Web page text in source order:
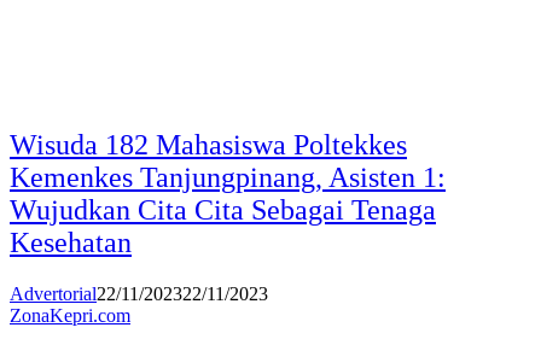
Wisuda 182 Mahasiswa Poltekkes
Kemenkes Tanjungpinang, Asisten 1:
Wujudkan Cita Cita Sebagai Tenaga
Kesehatan
Advertorial22/11/202322/11/2023
ZonaKepri.com